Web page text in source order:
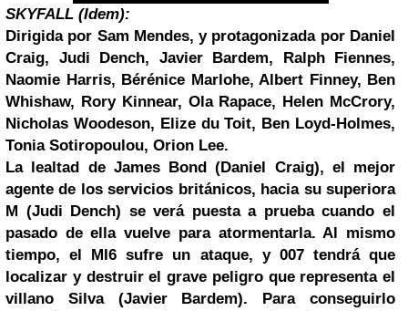
SKYFALL (Idem):
Dirigida por Sam Mendes, y protagonizada por Daniel
Craig, Judi Dench, Javier Bardem, Ralph Fiennes,
Naomie Harris, Bérénice Marlohe, Albert Finney, Ben
Whishaw, Rory Kinnear, Ola Rapace, Helen McCrory,
Nicholas Woodeson, Elize du Toit, Ben Loyd-Holmes,
Tonia Sotiropoulou, Orion Lee.
La lealtad de James Bond (Daniel Craig), el mejor
agente de los servicios británicos, hacia su superiora
M (Judi Dench) se verá puesta a prueba cuando el
pasado de ella vuelve para atormentarla. Al mismo
tiempo, el MI6 sufre un ataque, y 007 tendrá que
localizar y destruir el grave peligro que representa el
villano Silva (Javier Bardem). Para conseguirlo